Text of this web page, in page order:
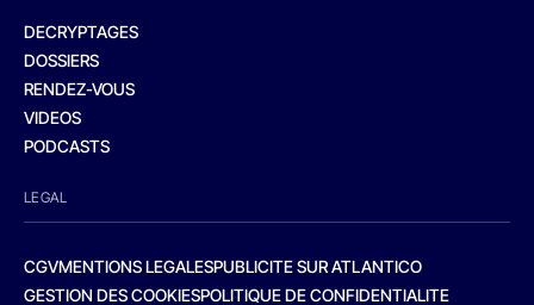
DECRYPTAGES
DOSSIERS
RENDEZ-VOUS
VIDEOS
PODCASTS
LEGAL
CGVMENTIONS LEGALESPUBLICITE SUR ATLANTICO
GESTION DES COOKIESPOLITIQUE DE CONFIDENTIALITE